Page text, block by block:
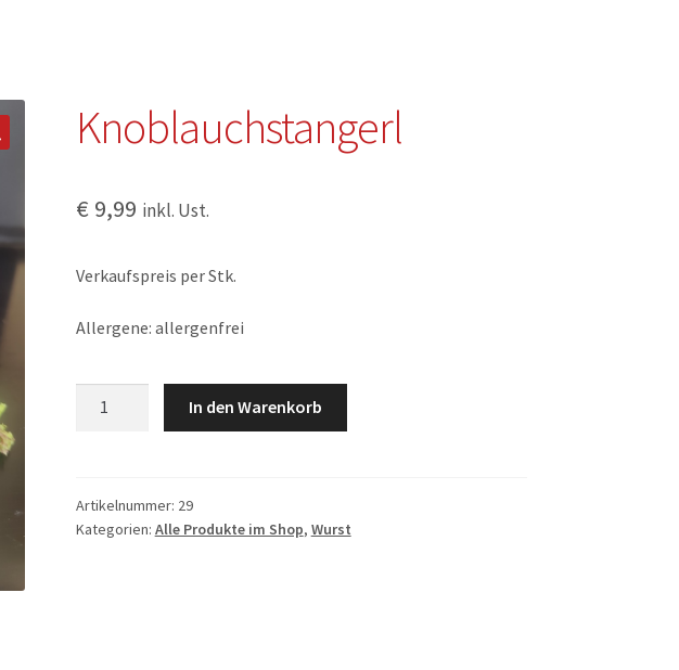
Knoblauchstangerl
€ 9,99 inkl. Ust.
Verkaufspreis per Stk.
Allergene: allergenfrei
In den Warenkorb
Artikelnummer: 29
Kategorien: Alle Produkte im Shop, Wurst